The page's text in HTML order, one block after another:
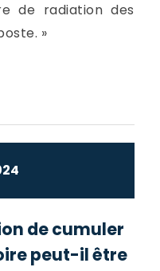
de radiation des
»
de cumuler
peut-il être